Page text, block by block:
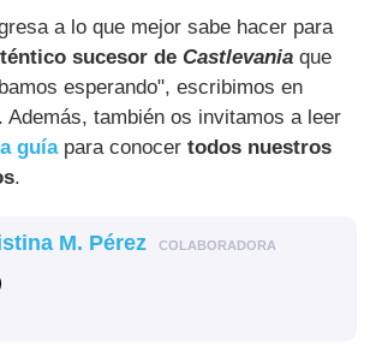
a lo que mejor sabe hacer para
sucesor deCastlevania que
esperando", escribimos en
. Además, también os invitamos a leer
guíapara conocertodos nuestros
.
M. Pérez COLABORADORA